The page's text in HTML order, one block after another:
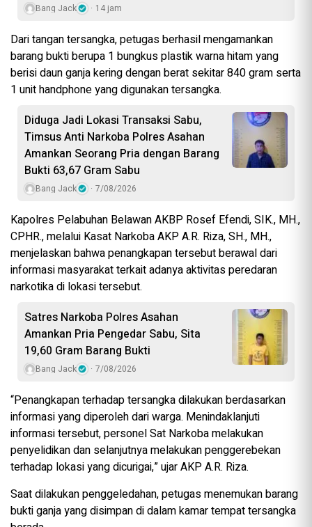
Bang Jack 14 jam
Dari tangan tersangka, petugas berhasil mengamankan
barang bukti berupa 1 bungkus plastik warna hitam yang
berisi daun ganja kering dengan berat sekitar 840 gram serta
1 unit handphone yang digunakan tersangka.
Diduga Jadi Lokasi Transaksi Sabu,
Timsus Anti Narkoba Polres Asahan
Amankan Seorang Pria dengan Barang
Bukti 63,67 Gram Sabu
Bang Jack 7/08/2026
Kapolres Pelabuhan Belawan AKBP Rosef Efendi, SIK., MH.,
CPHR., melalui Kasat Narkoba AKP A.R. Riza, SH., MH.,
menjelaskan bahwa penangkapan tersebut berawal dari
informasi masyarakat terkait adanya aktivitas peredaran
narkotika di lokasi tersebut.
Satres Narkoba Polres Asahan
Amankan Pria Pengedar Sabu, Sita
19,60 Gram Barang Bukti
Bang Jack 7/08/2026
“Penangkapan terhadap tersangka dilakukan berdasarkan
informasi yang diperoleh dari warga. Menindaklanjuti
informasi tersebut, personel Sat Narkoba melakukan
penyelidikan dan selanjutnya melakukan penggerebekan
terhadap lokasi yang dicurigai,” ujar AKP A.R. Riza.
Saat dilakukan penggeledahan, petugas menemukan barang
bukti ganja yang disimpan di dalam kamar tempat tersangka